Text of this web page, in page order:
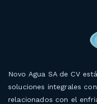
Novo Agua SA de CV
soluciones integrales
relacionados con el